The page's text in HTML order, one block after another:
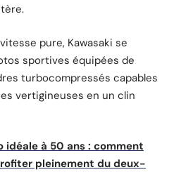
pure, Kawasaki se
sportives équipées de
turbocompressés capables
vertigineuses en un clin
idéale à 50 ans : comment
pleinement du deux-